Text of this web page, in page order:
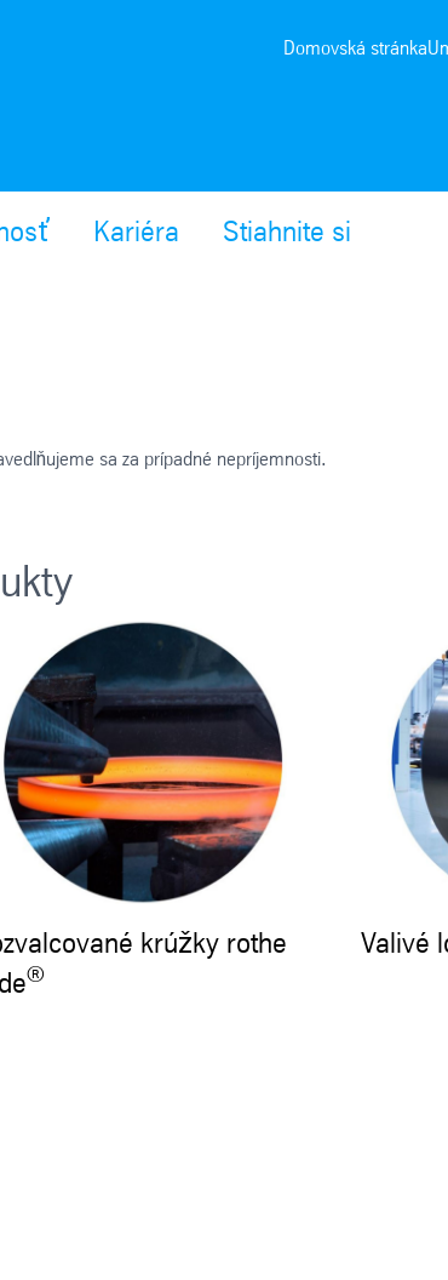
Domovská stránka
Kariéra Stiahnite si
sa za prípadné nepríjemnosti.
krúžky rothe
®
Valivé